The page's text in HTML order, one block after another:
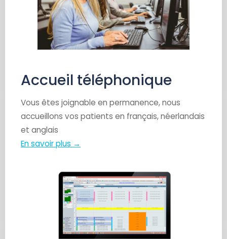
Accueil téléphonique
Vous êtes joignable en permanence, nous
accueillons vos patients en français, néerlandais
et anglais
En savoir plus →